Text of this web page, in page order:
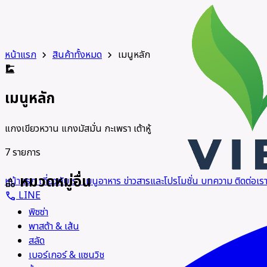
หน้าแรกเกี่ยวกับเราเมนูอาหารข่าวสารและโปรโมชั่นบทความติดต่อเรา
call LINE
หน้าแรก chevron_right สินค้าทั้งหมด chevron_right เมนูหลัก
dinner_dining
เมนูหลัก
แกงเขียวหวาน แกงมัสมั่น กะเพรา เต้าหู้
7 รายการ
categoryหมวดหมู่อื่น
พิซซ่า
พาสต้า & เส้น
สลัด
เบอร์เกอร์ & แซนวิช